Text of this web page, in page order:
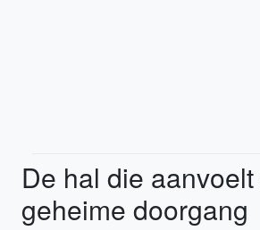
De hal die
geheime doorgang